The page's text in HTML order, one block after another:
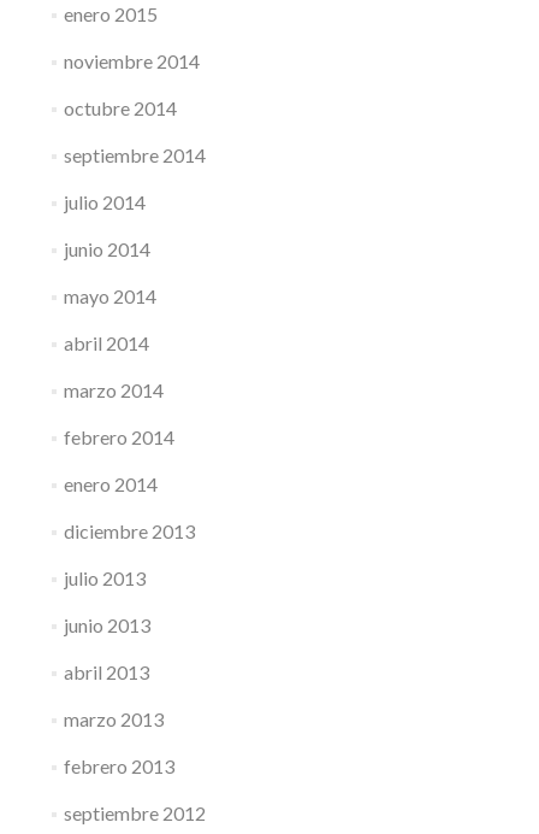
enero 2015
noviembre 2014
octubre 2014
septiembre 2014
julio 2014
junio 2014
mayo 2014
abril 2014
marzo 2014
febrero 2014
enero 2014
diciembre 2013
julio 2013
junio 2013
abril 2013
marzo 2013
febrero 2013
septiembre 2012